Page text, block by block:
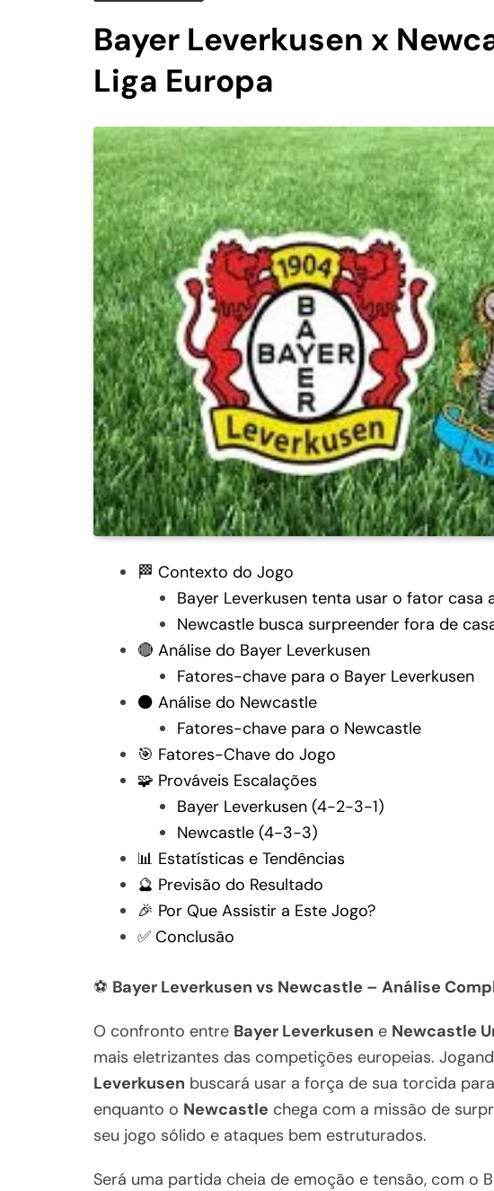
Bayer Leverkusen x
Liga Europa
🏁 Contexto do Jogo
Bayer Leverkusen tenta usar o fator casa
Newcastle busca surpreender fora de
🔴 Análise do Bayer Leverkusen
Fatores-chave para o Bayer Leverkusen
⚫ Análise do Newcastle
Fatores-chave para o Newcastle
🎯 Fatores-Chave do Jogo
🧩 Prováveis Escalações
Bayer Leverkusen (4-2-3-1)
Newcastle (4-3-3)
📊 Estatísticas e Tendências
🔮 Previsão do Resultado
🎉 Por Que Assistir a Este Jogo?
✅ Conclusão
⚽ Bayer Leverkusen vs Newcastle – Análise
O confronto entre Bayer Leverkusen e Newcastle
mais eletrizantes das competições europeias.
Leverkusen buscará usar a força de sua torcida
enquanto o Newcastle chega com a missão de
seu jogo sólido e ataques bem estruturados.
Será uma partida cheia de emoção e tensão, com o